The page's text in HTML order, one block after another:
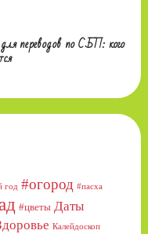
переводов по СБП: кого
год #огород #пасха
#цветы Даты
Калейдоскоп